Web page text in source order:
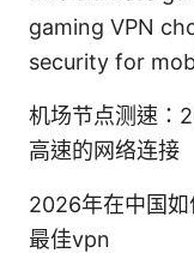
gaming VPN
security for
机场节点测速：
高速的网络连接
2026年在中国如
最佳vpn